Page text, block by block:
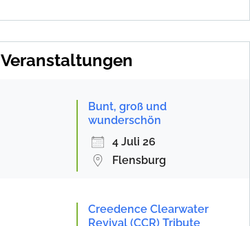
Veranstaltungen
Bunt, groß und
wunderschön
4 Juli 26
Flensburg
Creedence Clearwater
Revival (CCR) Tribute